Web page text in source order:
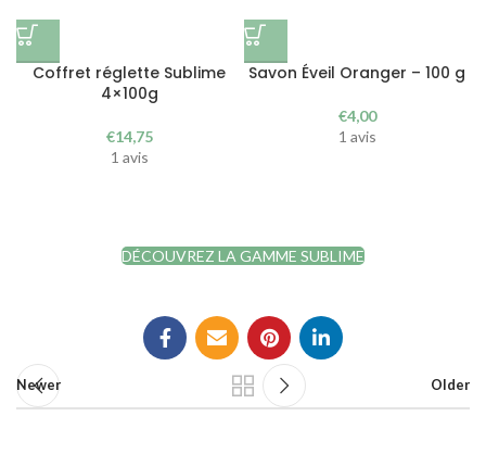
Coffret réglette Sublime
4×100g
€14,75
1 avis
Savon Éveil Oranger – 100 g
€4,00
1 avis
DÉCOUVREZ LA GAMME SUBLIME
Newer Older